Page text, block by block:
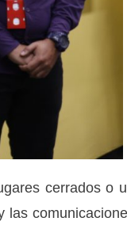
cerrados o
las